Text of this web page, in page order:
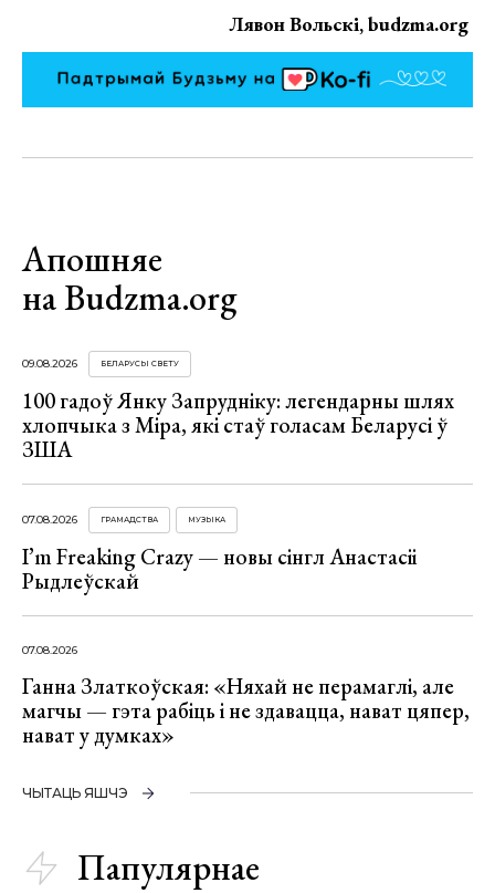
Лявон Вольскі, budzma.org
Апошняе
на Budzma.org
09.08.2026 БЕЛАРУСЫ СВЕТУ
100 гадоў Янку Запрудніку: легендарны шлях
хлопчыка з Міра, які стаў голасам Беларусі ў
ЗША
07.08.2026 ГРАМАДСТВА МУЗЫКА
I’m Freaking Crazy — новы сінгл Анастасіі
Рыдлеўскай
07.08.2026
Ганна Златкоўская: «Няхай не перамаглі, але
магчы — гэта рабіць і не здавацца, нават цяпер,
нават у думках»
ЧЫТАЦЬ ЯШЧЭ
Папулярнае